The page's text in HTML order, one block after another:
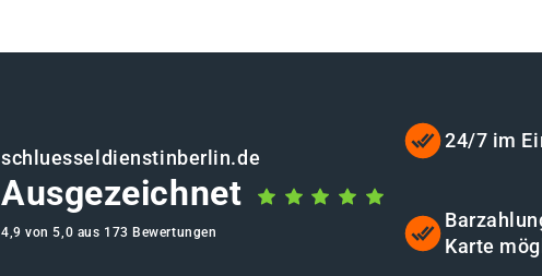
schluesseldienstinberlin.de
Ausgezeichnet
4,9 von 5,0 aus 173 Bewertungen
24/7 im
Karte